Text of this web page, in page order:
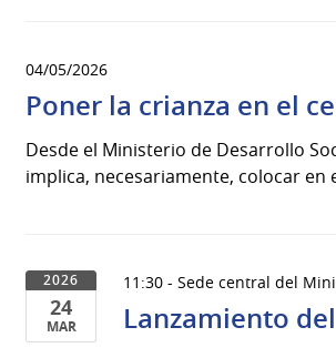
04/05/2026
Poner la crianza en el
Desde el Ministerio de Desarrollo
implica, necesariamente, colocar en
2026
24
MAR
11:30 - Sede central del
Lanzamiento